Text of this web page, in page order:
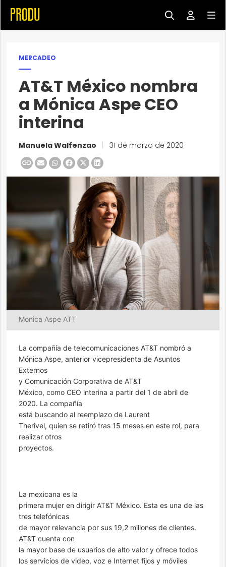
MERCADEO
AT&T México nombra
a Mónica Aspe CEO
interina
Manuela Walfenzao 31 de marzo de 2020
Monica Aspe ATT
La compañía de telecomunicaciones AT&T nombró a
Mónica Aspe, anterior vicepresidenta de Asuntos
Externos
y Comunicación Corporativa de AT&T
México, como CEO interina a partir del 1 de abril de
2020. La compañía
está buscando al reemplazo de Laurent
Therivel, quien se retiró tras 15 meses en este rol, para
realizar otros
proyectos.
La mexicana es la
primera mujer en dirigir AT&T México. Esta es una de las
tres telefónicas
de mayor relevancia por sus 19,2 millones de clientes.
AT&T cuenta con
la mayor base de usuarios de alto valor y ofrece todos
los servicios de video, voz e Internet fijos y móviles